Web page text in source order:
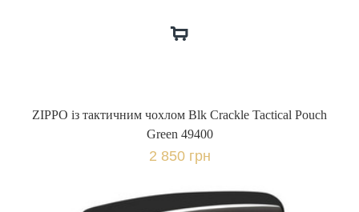
ZIPPO із тактичним чохлом Blk Crackle Tactical Pouch
Green 49400
2 850 грн